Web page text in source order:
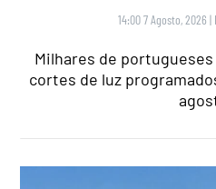
14:00 7 Agosto, 2026 |
Milhares de
cortes de luz